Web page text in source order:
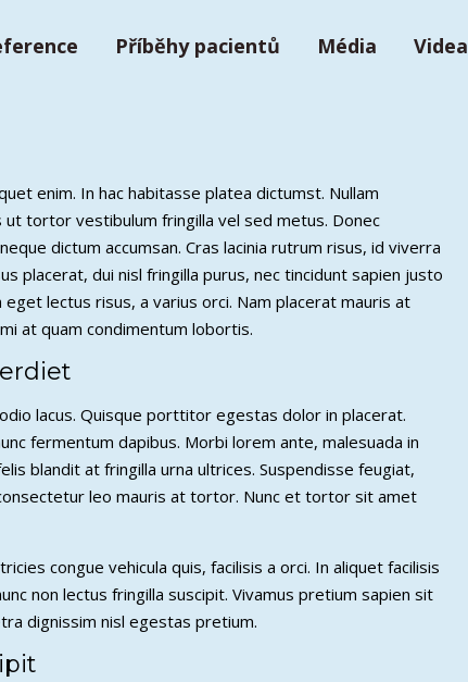
Příběhy pacientů Média Videa
enim. In hac habitasse platea dictumst. Nullam
tortor vestibulum fringilla vel sed metus. Donec
dictum accumsan. Cras lacinia rutrum risus, id viverra
placerat, dui nisl fringilla purus, nec tincidunt sapien justo
lectus risus, a varius orci. Nam placerat mauris at
at quam condimentum lobortis.
lacus. Quisque porttitor egestas dolor in placerat.
fermentum dapibus. Morbi lorem ante, malesuada in
blandit at fringilla urna ultrices. Suspendisse feugiat,
leo mauris at tortor. Nunc et tortor sit amet
congue vehicula quis, facilisis a orci. In aliquet facilisis
non lectus fringilla suscipit. Vivamus pretium sapien sit
dignissim nisl egestas pretium.